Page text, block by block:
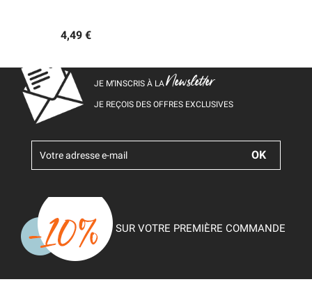
4,49 €
JE M’INSCRIS À LANewsletter
JE REÇOIS DES OFFRES EXCLUSIVES
SUR VOTRE PREMIÈRE COMMANDE